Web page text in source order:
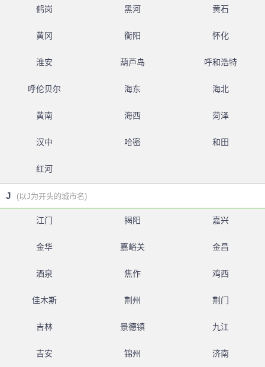
鹤岗 黑河 黄石
黄冈 衡阳 怀化
淮安 葫芦岛 呼和浩特
呼伦贝尔 海东 海北
黄南 海西 菏泽
汉中 哈密 和田
红河
J (以J为开头的城市名)
江门 揭阳 嘉兴
金华 嘉峪关 金昌
酒泉 焦作 鸡西
佳木斯 荆州 荆门
吉林 景德镇 九江
吉安 锦州 济南